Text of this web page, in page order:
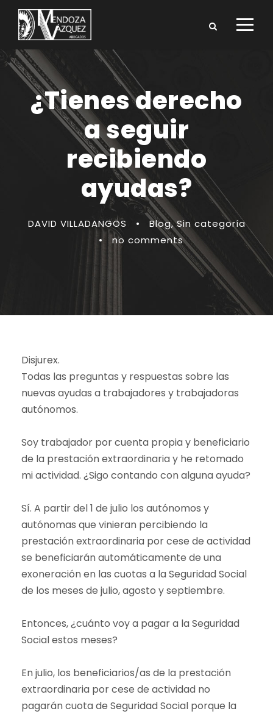
¿Tienes derecho
a seguir
recibiendo
ayudas?
DAVID VILLADANGOS • Blog, Sin categoría
•
no comments
Disjurex.
Todas las preguntas y respuestas sobre las
nuevas ayudas a trabajadores y trabajadoras
autónomos.
Soy trabajador por cuenta propia y beneficiario
de la prestación extraordinaria y he retomado
mi actividad. ¿Sigo contando con alguna ayuda?
Sí. A partir del 1 de julio los autónomos y
autónomas que vinieran percibiendo la
prestación extraordinaria por cese de actividad
se beneficiarán automáticamente de una
exoneración en las cuotas a la Seguridad Social
de los meses de julio, agosto y septiembre.
Entonces, ¿cuánto voy a pagar a la Seguridad
Social estos meses?
En julio, los beneficiarios/as de la prestación
extraordinaria por cese de actividad no
pagarán cuota de Seguridad Social porque la